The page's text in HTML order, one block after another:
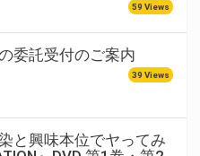
59 Views
委託受付のご案内
39 Views
と興味本位でヤってみ